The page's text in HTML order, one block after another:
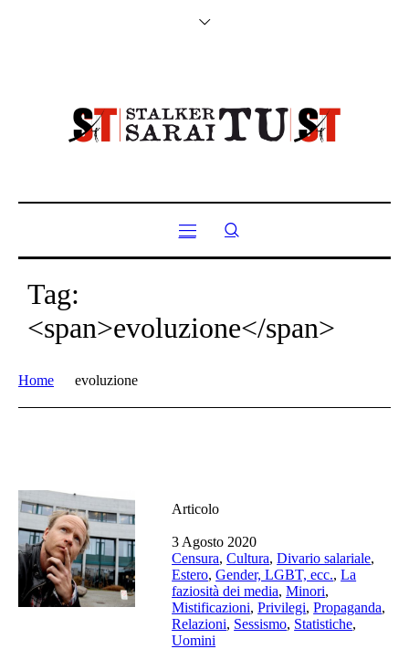
Tag:
<span>evoluzione</span>
Home evoluzione
Articolo
3 Agosto 2020
Censura,Cultura,Divario salariale,
Estero,Gender, LGBT, ecc.,La
faziosità dei media,Minori,
Mistificazioni,Privilegi,Propaganda,
Relazioni, Sessismo, Statistiche,
Uomini